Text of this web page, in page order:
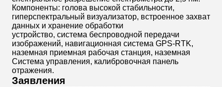
Компоненты: голова высокой стабильности,
гиперспектральный визуализатор, встроенное захват
данных и хранение обработки
устройство, система беспроводной передачи
изображений, навигационная система GPS-RTK,
наземная приемная рабочая станция, наземная
Система управления, калибровочная панель
отражения.
Заявления